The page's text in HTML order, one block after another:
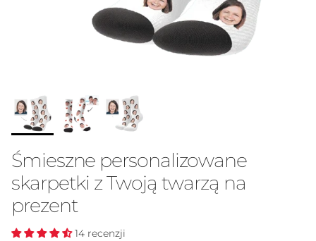
Śmieszne personalizowane
skarpetki z Twoją twarzą na
prezent
14 recenzji